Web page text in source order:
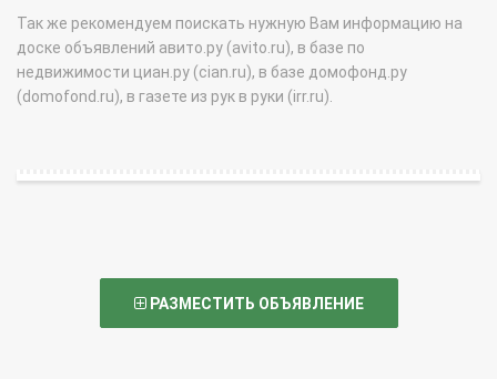
Так же рекомендуем поискать нужную Вам информацию на
доске объявлений авито.ру (avito.ru), в базе по
недвижимости циан.ру (cian.ru), в базе домофонд.ру
(domofond.ru), в газете из рук в руки (irr.ru).
РАЗМЕСТИТЬ ОБЪЯВЛЕНИЕ